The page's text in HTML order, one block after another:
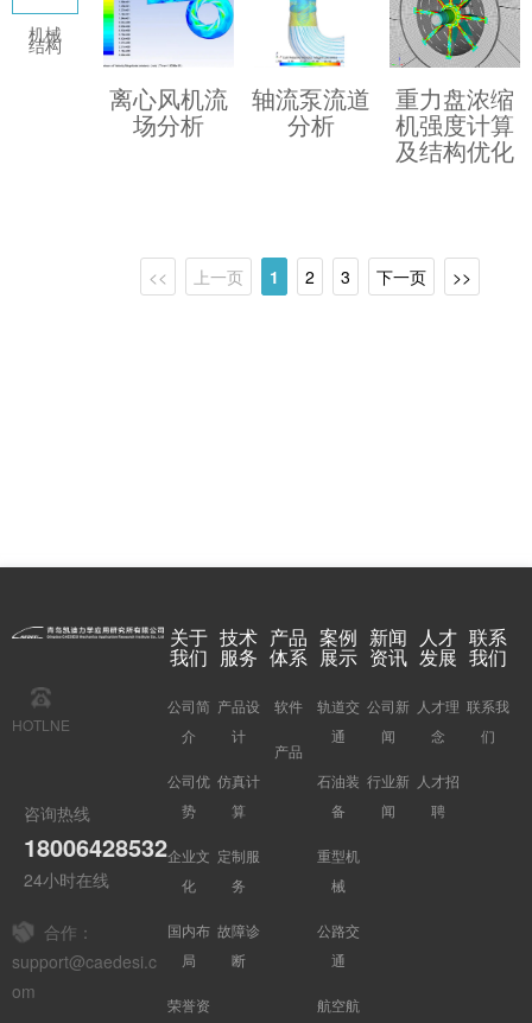
机械
结构
离心风机流
场分析
轴流泵流道
分析
重力盘浓缩
机强度计算
及结构优化
<< 上一页 1 2 3 下一页 >>
HOTLNE
咨询热线
18006428532
24小时在线
合作：
support@caedesi.c
om
关于
我们
公司简
介
公司优
势
企业文
化
国内布
局
荣誉资
技术
服务
产品设
计
仿真计
算
定制服
务
故障诊
断
产品
体系
软件
产品
案例
展示
轨道交
通
石油装
备
重型机
械
公路交
通
航空航
新闻
资讯
公司新
闻
行业新
闻
人才
发展
人才理
念
人才招
聘
联系
我们
联系我
们